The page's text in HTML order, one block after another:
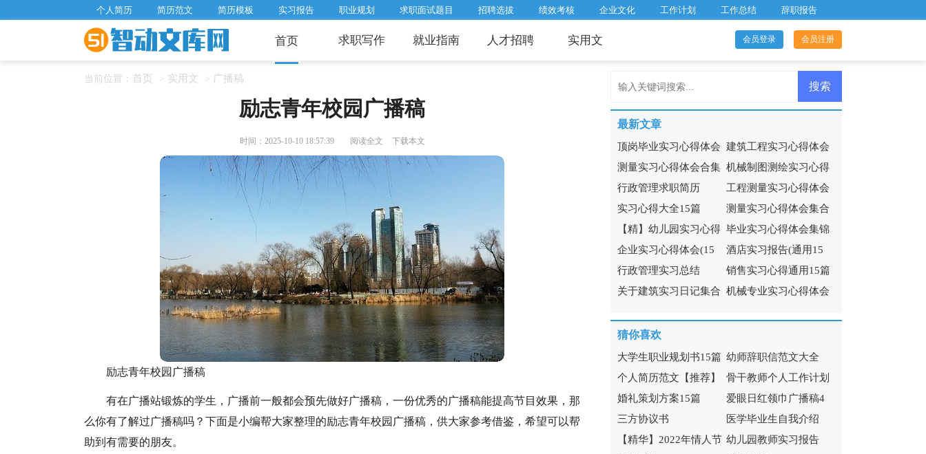
个人简历 简历范文 简历模板 实习报告 职业规划 求职面试题目 招聘选拔 绩效考核 企业文化 工作计划 工作总结 辞职报告
首页 求职写作 就业指南 人才招聘 实用文 会员登录 会员注册
当前位置： 首页 > 实用文 > 广播稿
励志青年校园广播稿
时间：2025-10-10 18:57:39 阅读全文 下载本文
励志青年校园广播稿
有在广播站锻炼的学生，广播前一般都会预先做好广播稿，一份优秀的广播稿能提高节目效果，那
么你有了解过广播稿吗？下面是小编帮大家整理的励志青年校园广播稿，供大家参考借鉴，希望可以帮
助到有需要的朋友。
最新文章
顶岗毕业实习心得体会 建筑工程实习心得体会
14篇
测量实习心得体会合集
15篇
机械制图测绘实习心得
(6篇)
行政管理求职简历
工程测量实习心得体会
(汇编15篇)
实习心得大全15篇
测量实习心得体会集合
15篇
【精】幼儿园实习心得 毕业实习心得体会集锦
企业实习心得体会(15
篇)
酒店实习报告(通用15
篇)
行政管理实习总结
销售实习心得通用15篇
关于建筑实习日记集合 机械专业实习心得体会
猜你喜欢
大学生职业规划书15篇 幼师辞职信范文大全
个人简历范文【推荐】
骨干教师个人工作计划
婚礼策划方案15篇
爱眼日红领巾广播稿4
篇
三方协议书
医学毕业生自我介绍
【精华】2022年情人节 幼儿园教师实习报告